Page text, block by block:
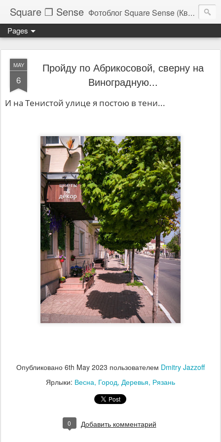
Square ❐ Sense Фотоблог Square Sense (Квадратное Чувство)
Pages
MAY
6
Пройду по Абрикосовой, сверну на
Виноградную...
И на Тенистой улице я постою в тени...
Опубликовано 6th May 2023 пользователем Dmitry Jazzoff
Ярлыки: Весна Город Деревья Рязань
0 Добавить комментарий